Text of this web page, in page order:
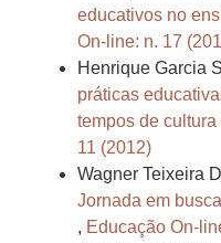
educativos no
On-line: n. 17
Henrique Garcia
práticas
tempos de cultura
11 (2012)
Wagner Teixeira
Jornada em
, Educação On-